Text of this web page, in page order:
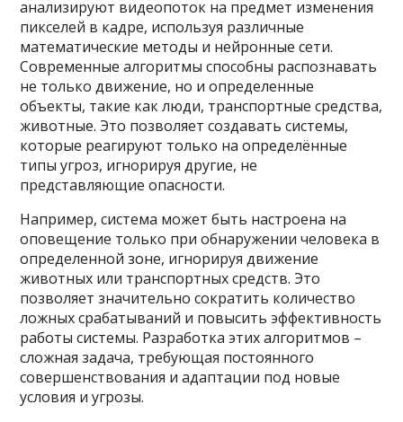
анализируют видеопоток на предмет изменения
пикселей в кадре, используя различные
математические методы и нейронные сети.
Современные алгоритмы способны распознавать
не только движение, но и определенные
объекты, такие как люди, транспортные средства,
животные. Это позволяет создавать системы,
которые реагируют только на определённые
типы угроз, игнорируя другие, не
представляющие опасности.
Например, система может быть настроена на
оповещение только при обнаружении человека в
определенной зоне, игнорируя движение
животных или транспортных средств. Это
позволяет значительно сократить количество
ложных срабатываний и повысить эффективность
работы системы. Разработка этих алгоритмов –
сложная задача, требующая постоянного
совершенствования и адаптации под новые
условия и угрозы.